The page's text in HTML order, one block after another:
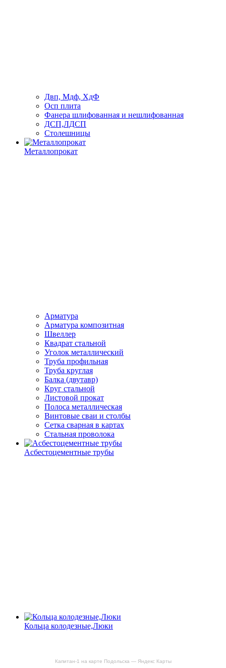
Капитан-1 на карте Подольска — Яндекс Карты
Двп, Мдф, ХдФ
Осп плита
Фанера шлифованная и нешлифованная
ДСП,ЛДСП
Столешницы
Металлопрокат
Арматура
Арматура композитная
Швеллер
Квадрат стальной
Уголок металлический
Труба профильная
Труба круглая
Балка (двутавр)
Круг стальной
Листовой прокат
Полоса металлическая
Винтовые сваи и столбы
Сетка сварная в картах
Стальная проволока
Асбестоцементные трубы
Кольца колодезные,Люки